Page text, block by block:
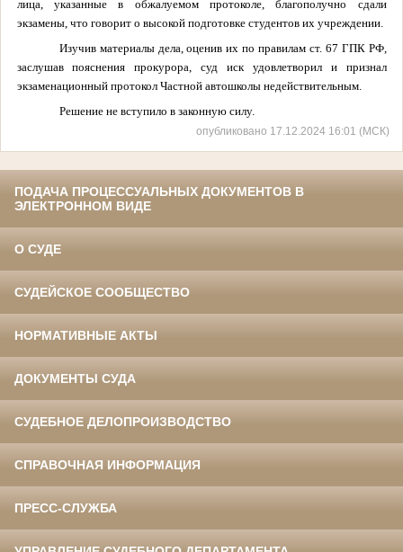
лица, указанные в обжалуемом протоколе, благополучно сдали
экзамены, что говорит о высокой подготовке студентов их учреждении.
Изучив материалы дела, оценив их по правилам ст. 67 ГПК РФ,
заслушав пояснения прокурора, суд иск удовлетворил и признал
экзаменационный протокол Частной автошколы недействительным.
Решение не вступило в законную силу.
опубликовано 17.12.2024 16:01 (МСК)
ПОДАЧА ПРОЦЕССУАЛЬНЫХ ДОКУМЕНТОВ В
ЭЛЕКТРОННОМ ВИДЕ
О СУДЕ
СУДЕЙСКОЕ СООБЩЕСТВО
НОРМАТИВНЫЕ АКТЫ
ДОКУМЕНТЫ СУДА
СУДЕБНОЕ ДЕЛОПРОИЗВОДСТВО
СПРАВОЧНАЯ ИНФОРМАЦИЯ
ПРЕСС-СЛУЖБА